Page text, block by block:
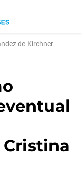
de Kirchner